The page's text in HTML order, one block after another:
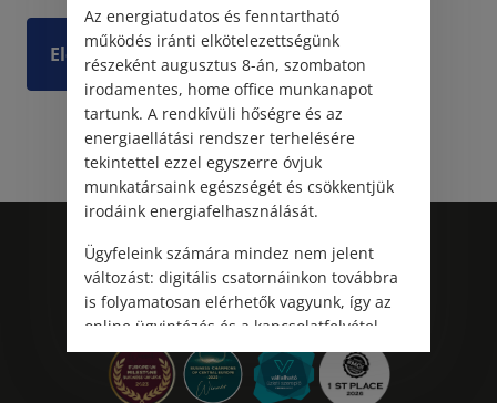
Elolvasom
Az energiatudatos és fenntartható
működés iránti elkötelezettségünk
részeként augusztus 8-án, szombaton
irodamentes, home office munkanapot
tartunk. A rendkívüli hőségre és az
energiaellátási rendszer terhelésére
tekintettel ezzel egyszerre óvjuk
munkatársaink egészségét és csökkentjük
irodáink energiafelhasználását.
Ügyfeleink számára mindez nem jelent
változást: digitális csatornáinkon továbbra
is folyamatosan elérhetők vagyunk, így az
online ügyintézés és a kapcsolatfelvétel
változatlanul biztosított.